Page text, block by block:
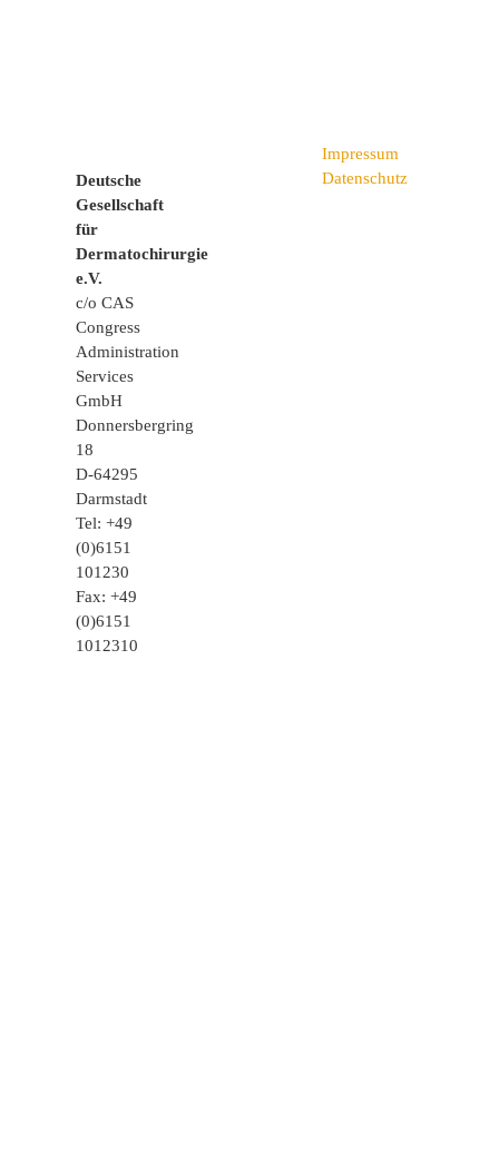
Deutsche
Gesellschaft
für
Dermatochirurgie
e.V.
c/o CAS
Congress
Administration
Services
GmbH
Donnersbergring
18
D-64295
Darmstadt
Tel: +49
(0)6151
101230
Fax: +49
(0)6151
1012310
Impressum
Datenschutz